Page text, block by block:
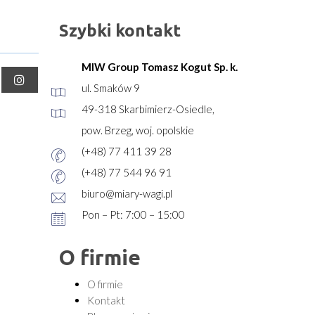
Szybki kontakt
MIW Group Tomasz Kogut Sp. k.
ul. Smaków 9
49-318 Skarbimierz-Osiedle,
pow. Brzeg, woj. opolskie
(+48) 77 411 39 28
(+48) 77 544 96 91
biuro@miary-wagi.pl
Pon – Pt: 7:00 – 15:00
O firmie
O firmie
Kontakt